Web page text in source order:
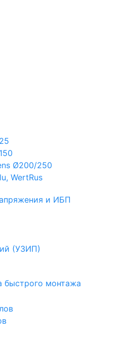
Ø200/250
WertRus
и ИБП
(УЗИП)
быстрого монтажа